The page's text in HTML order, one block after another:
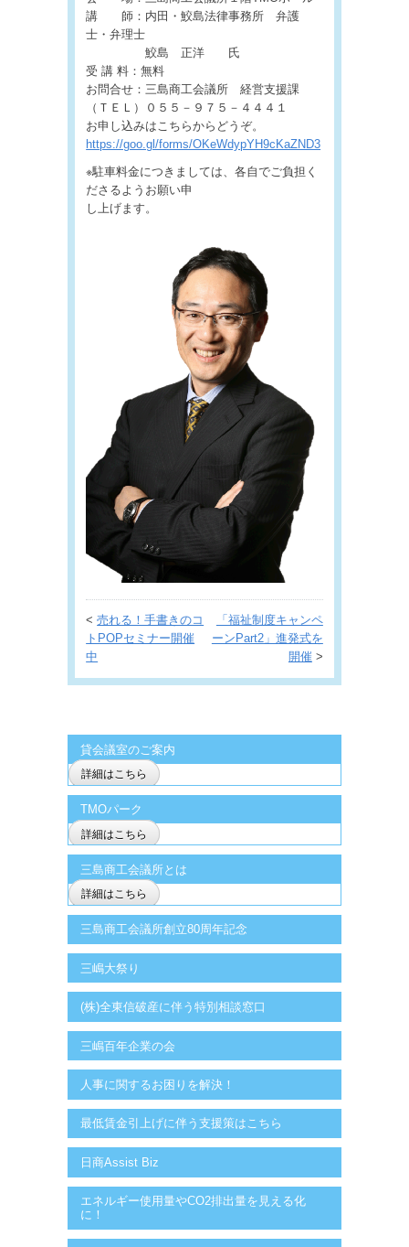
講 師：内田・鮫島法律事務所 弁護
士・弁理士
鮫島 正洋 氏
受 講 料：無料
お問合せ：三島商工会議所 経営支援課
（ＴＥＬ）０５５－９７５－４４４１
お申し込みはこちらからどうぞ。
https://goo.gl/forms/OKeWdypYH9cKaZND3
※駐車料金につきましては、各自でご負担く
ださるようお願い申
し上げます。
<売れる！手書きのコ
トPOPセミナー開催
中
「福祉制度キャンペ
ーンPart2」進発式を
開催 >
貸会議室のご案内
詳細はこちら
TMOパーク
詳細はこちら
三島商工会議所とは
詳細はこちら
三島商工会議所創立80周年記念
三嶋大祭り
(株)全東信破産に伴う特別相談窓口
三嶋百年企業の会
人事に関するお困りを解決！
最低賃金引上げに伴う支援策はこちら
日商Assist Biz
エネルギー使用量やCO2排出量を見える化
に！